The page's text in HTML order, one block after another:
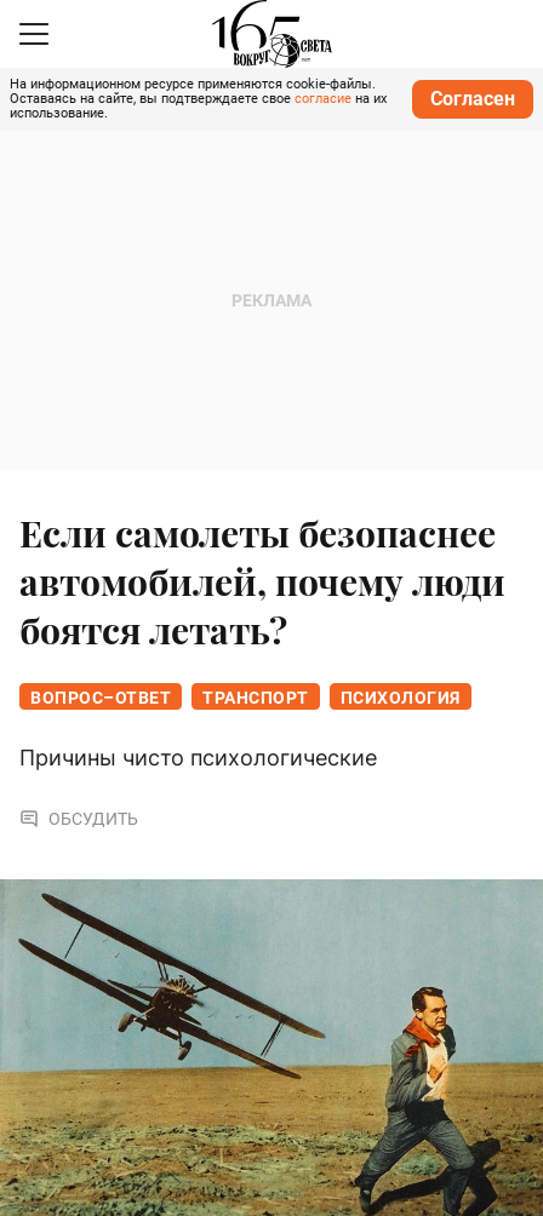
На информационном ресурсе применяются cookie-файлы.
Оставаясь на сайте, вы подтверждаете свое согласие на их
использование.
Согласен
Если самолеты безопаснее
автомобилей, почему люди
боятся летать?
ВОПРОС–ОТВЕТ ТРАНСПОРТ ПСИХОЛОГИЯ
Причины чисто психологические
ОБСУДИТЬ